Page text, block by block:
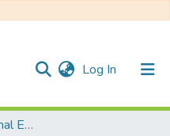
Log In (current)
Repositório Institucional EESC